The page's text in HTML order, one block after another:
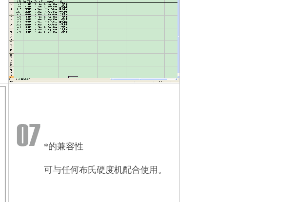
*的兼容性
可与任何布氏硬度机配合使用。